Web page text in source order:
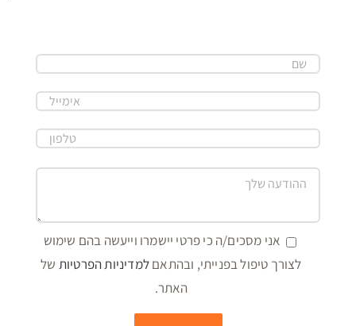
אני מסכים/ה כי פרטי יישמרו וייעשה בהם שימוש
לצורך טיפול בפנייתי, ובהתאםלמדיניות הפרטיות של
האתר.